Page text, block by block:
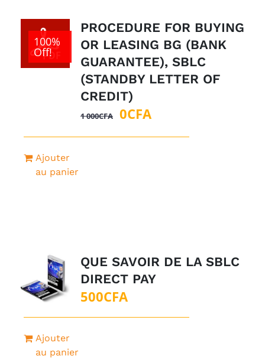
100%
Off!
PROCEDURE FOR BUYING
OR LEASING BG (BANK
GUARANTEE), SBLC
(STANDBY LETTER OF
CREDIT)
1 000CFA
Le
0CFALe
Ajouter
au panier
QUE SAVOIR DE LA SBLC
DIRECT PAY
500CFA
Ajouter
au panier